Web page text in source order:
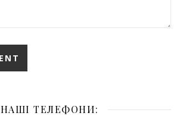
НАШІ ТЕЛЕФОНИ: